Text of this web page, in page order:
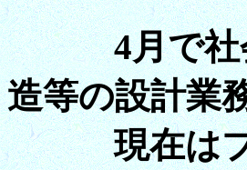
4月で社会人
造等の設計業
現在はプラ